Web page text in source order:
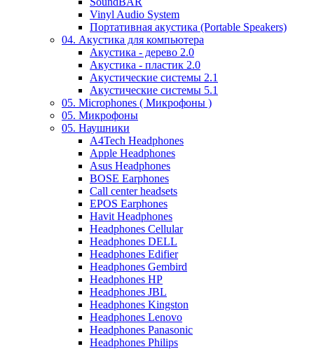
Vinyl Audio System
Портативная акустика (Portable Speakers)
04. Акустика для компьютера
Акустика - дерево 2.0
Акустика - пластик 2.0
Акустические системы 2.1
Акустические системы 5.1
05. Microphones ( Микрофоны )
05. Микрофоны
05. Наушники
A4Tech Headphones
Apple Headphones
Asus Headphones
BOSE Earphones
Call center headsets
EPOS Earphones
Havit Headphones
Headphones Cellular
Headphones DELL
Headphones Edifier
Headphones Gembird
Headphones HP
Headphones JBL
Headphones Kingston
Headphones Lenovo
Headphones Panasonic
Headphones Philips